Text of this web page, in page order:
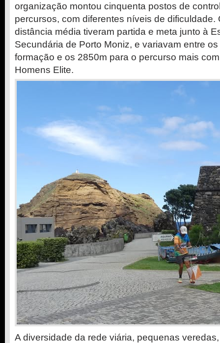
organização montou cinquenta postos de
percursos, com diferentes níveis de dificuldade.
distância média tiveram partida e meta junto à
Secundária de Porto Moniz, e variavam entre
formação e os 2850m para o percurso mais
Homens Elite.
A diversidade da rede viária, pequenas